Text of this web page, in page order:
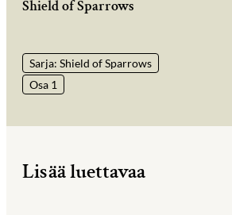
Shield of Sparrows
Sarja: Shield of Sparrows
Osa 1
Lisää luettavaa